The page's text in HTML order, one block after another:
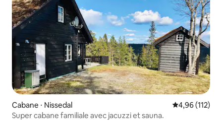
Cabane ⋅ Nissedal Évaluation
4,96 (112)
Super cabane familiale avec jacuzzi et sauna.